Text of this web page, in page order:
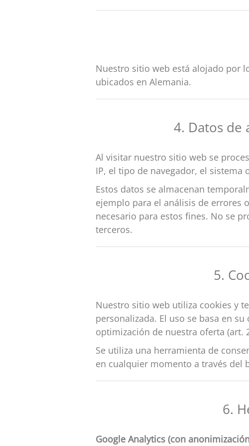
Nuestro sitio web está alojado por
ubicados en Alemania.
4. Datos de
Al visitar nuestro sitio web se
IP, el tipo de navegador, el sistema
Estos datos se almacenan
ejemplo para el análisis de errores
necesario para estos fines. No se
terceros.
5.
Nuestro sitio web utiliza cookies y
personalizada. El uso se basa en
optimización de nuestra oferta (art.
Se utiliza una herramienta de
en cualquier momento a través del
6.
Google Analytics (con